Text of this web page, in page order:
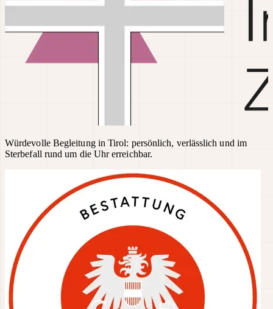
Würdevolle Begleitung in Tirol: persönlich, verlässlich und im
Sterbefall rund um die Uhr erreichbar.